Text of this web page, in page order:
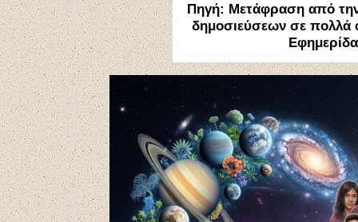
Πηγή: Μετάφραση από
δημοσιεύσεων σε πολλά